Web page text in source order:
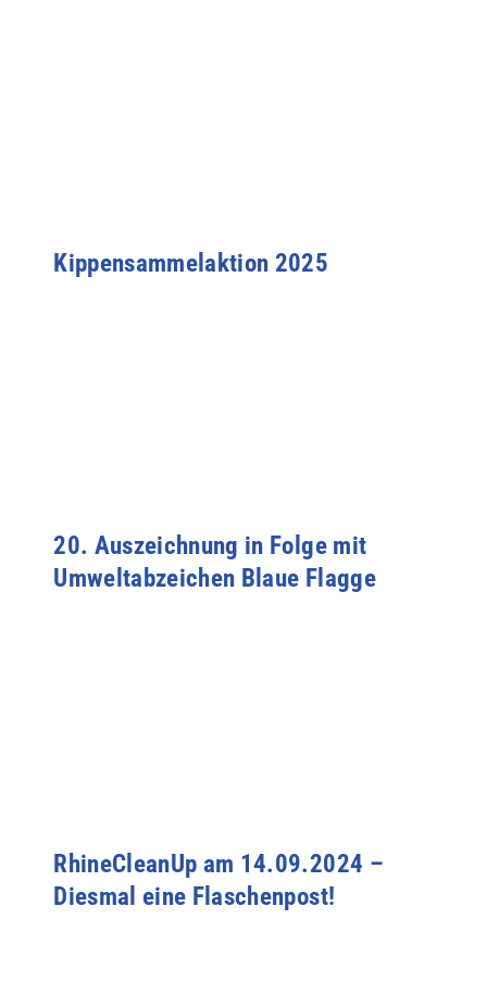
Kippensammelaktion 2025
20. Auszeichnung in Folge mit
Umweltabzeichen Blaue Flagge
RhineCleanUp am 14.09.2024 –
Diesmal eine Flaschenpost!